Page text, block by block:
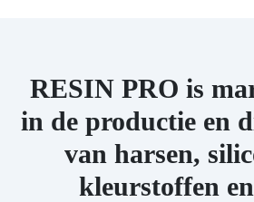
RESIN PRO is
in de productie en
van harsen,
kleurstoffen